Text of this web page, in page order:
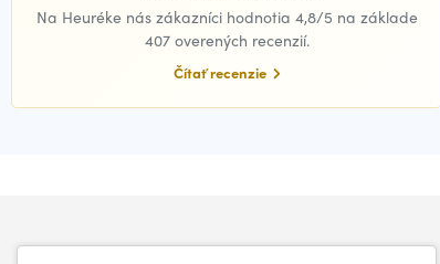
Na Heuréke nás zákazníci hodnotia 4,8/5 na základe
407 overených recenzií.
Čítať recenzie